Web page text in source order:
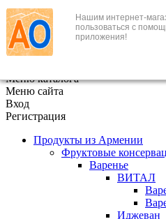
Нашим интернет-
пользоваться с
приложения!
+7 (495) 646-888-1
В корзине
Меню каталога
Меню сайта
Вход
Регистрация
Продукты из Армении
Фруктовые
Варенье
ВИТАЛ
Иджеван